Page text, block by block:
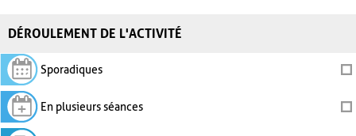
DÉROULEMENT DE L'ACTIVITÉ
Sporadiques
En plusieurs séances